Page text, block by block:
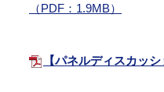
（PDF：1.9MB）
【パネルディスカッシ